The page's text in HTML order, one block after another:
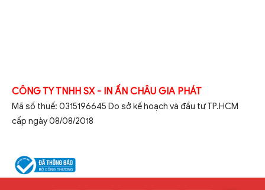
CÔNG TY TNHH SX - IN ẤN CHÂU GIA PHÁT
Mã số thuế: 0315196645 Do sở kế hoạch và đầu tư TP.HCM
cấp ngày 08/08/2018